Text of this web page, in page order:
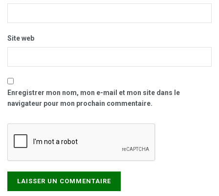
Site web
Enregistrer mon nom, mon e-mail et mon site dans le
navigateur pour mon prochain commentaire.